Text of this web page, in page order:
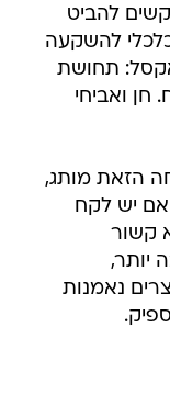
להביט
להשקעה
תחושת
חן ואביחי
הזאת מותג,
אם יש לקח
קשור
יותר,
נאמנות